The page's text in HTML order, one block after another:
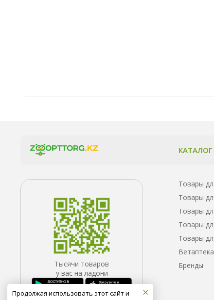
Тысячи товаров
у вас на ладони
КАТАЛОГ
Товары
Товары
Товары
Товары
Товары
Ветаптека
Бренды
×
Продолжая использовать этот сайт и